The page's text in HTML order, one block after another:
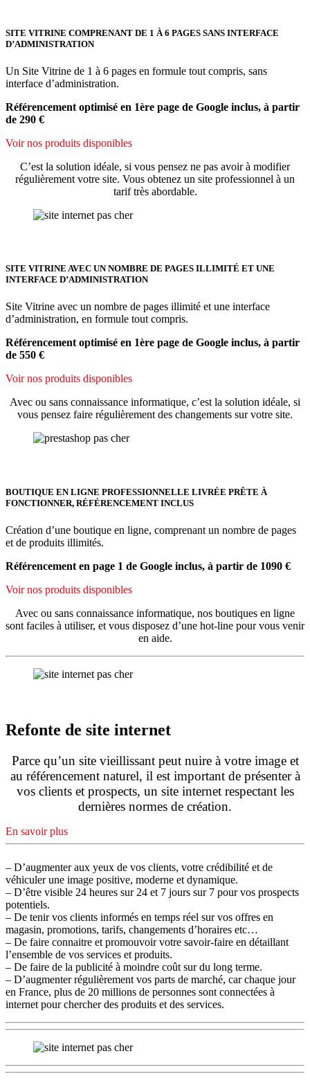
SITE VITRINE COMPRENANT DE 1 À 6 PAGES SANS INTERFACE
D’ADMINISTRATION
Un Site Vitrine de 1 à 6 pages en formule tout compris, sans
interface d’administration.
Référencement optimisé en 1ère page de Google inclus, à partir
de 290 €
Voir nos produits disponibles
C’est la solution idéale, si vous pensez ne pas avoir à modifier
régulièrement votre site. Vous obtenez un site professionnel à un
tarif très abordable.
SITE VITRINE AVEC UN NOMBRE DE PAGES ILLIMITÉ ET UNE
INTERFACE D’ADMINISTRATION
Site Vitrine avec un nombre de pages illimité et une interface
d’administration, en formule tout compris.
Référencement optimisé en 1ère page de Google inclus, à partir
de 550 €
Voir nos produits disponibles
Avec ou sans connaissance informatique, c’est la solution idéale, si
vous pensez faire régulièrement des changements sur votre site.
BOUTIQUE EN LIGNE PROFESSIONNELLE LIVRÉE PRÊTE À
FONCTIONNER, RÉFÉRENCEMENT INCLUS
Création d’une boutique en ligne, comprenant un nombre de pages
et de produits illimités.
Référencement en page 1 de Google inclus, à partir de 1090 €
Voir nos produits disponibles
Avec ou sans connaissance informatique, nos boutiques en ligne
sont faciles à utiliser, et vous disposez d’une hot-line pour vous venir
en aide.
Refonte de site internet
Parce qu’un site vieillissant peut nuire à votre image et
au référencement naturel, il est important de présenter à
vos clients et prospects, un site internet respectant les
dernières normes de création.
En savoir plus
– D’augmenter aux yeux de vos clients, votre crédibilité et de
véhiculer une image positive, moderne et dynamique.
– D’être visible 24 heures sur 24 et 7 jours sur 7 pour vos prospects
potentiels.
– De tenir vos clients informés en temps réel sur vos offres en
magasin, promotions, tarifs, changements d’horaires etc…
– De faire connaitre et promouvoir votre savoir-faire en détaillant
l’ensemble de vos services et produits.
– De faire de la publicité à moindre coût sur du long terme.
– D’augmenter régulièrement vos parts de marché, car chaque jour
en France, plus de 20 millions de personnes sont connectées à
internet pour chercher des produits et des services.